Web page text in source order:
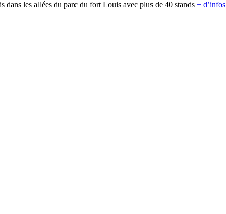
les allées du parc du fort Louis avec plus de 40 stands+ d’infos